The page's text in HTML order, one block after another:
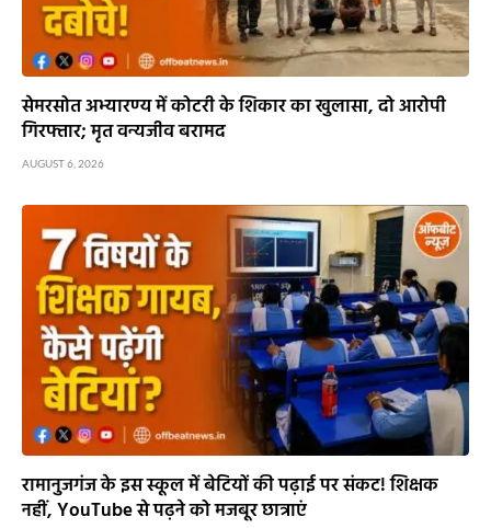
सेमरसोत अभ्यारण्य में कोटरी के शिकार का खुलासा, दो आरोपी
गिरफ्तार; मृत वन्यजीव बरामद
AUGUST 6, 2026
रामानुजगंज के इस स्कूल में बेटियों की पढ़ाई पर संकट! शिक्षक
नहीं, YouTube से पढ़ने को मजबूर छात्राएं